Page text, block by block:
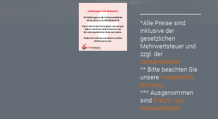
*Alle Preise sind
inklusive der
gesetzlichen
Mehrwertsteuer und
zzgl. der
Versandkosten
** Bitte beachten Sie
unsereVersandinfo
Schweiz
*** Ausgenommen
sind Fracht- und
Versandkosten